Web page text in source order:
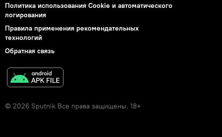
Политика использования Cookie и автоматического
логирования
Правила применения рекомендательных
технологий
Обратная связь
© 2026 Sputnik Все права защищены. 18+